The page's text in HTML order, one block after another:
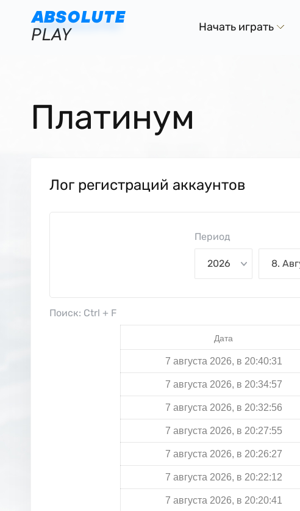
Начать играть
Платинум
Лог регистраций аккаунтов
Период
Поиск: Ctrl + F
Дата
7 августа 2026, в 20:40:31
7 августа 2026, в 20:34:57
7 августа 2026, в 20:32:56
7 августа 2026, в 20:27:55
7 августа 2026, в 20:26:27
7 августа 2026, в 20:22:12
7 августа 2026, в 20:20:41